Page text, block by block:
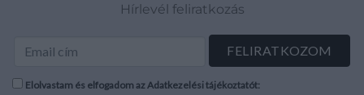
Hírlevél feliratkozás
Elolvastam és elfogadom az Adatkezelési tájékoztatót: